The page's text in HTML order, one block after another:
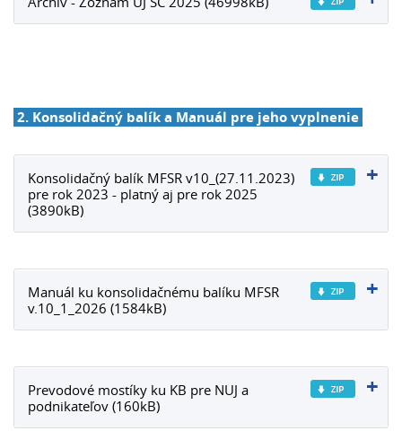
2. Konsolidačný balík a Manuál pre jeho vyplnenie
Konsolidačný balík MFSR v10_(27.11.2023)
pre rok 2023 - platný aj pre rok 2025
(3890kB)
Manuál ku konsolidačnému balíku MFSR
v.10_1_2026 (1584kB)
Prevodové mostíky ku KB pre NUJ a
podnikateľov (160kB)